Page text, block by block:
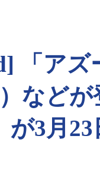
「ア
など
が3月